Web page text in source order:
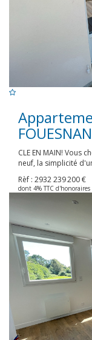
CLE EN MAIN! Vous
neuf, la simplicité
Rèf : 2932239 200 €
dont 4% TTC d'honoraires